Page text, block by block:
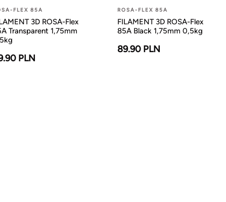
FLEX 85A
3D ROSA-Flex
Transparent 1,75mm
PLN
ROSA-FLEX 85A
FILAMENT 3D ROSA-Flex
85A Black 1,75mm 0,5kg
89.90 PLN